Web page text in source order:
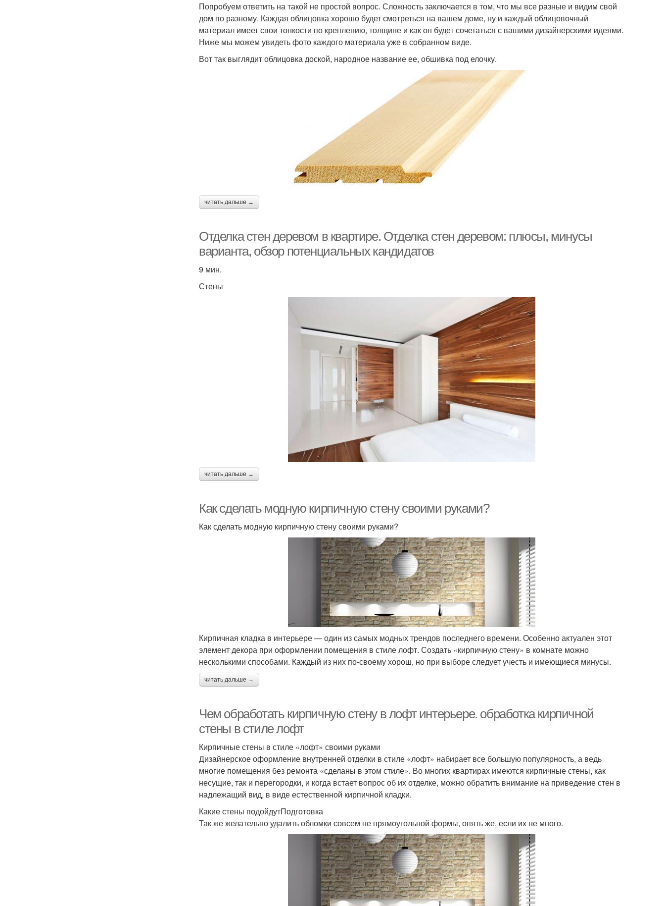
Попробуем ответить на такой не простой вопрос. Сложность заключается в том, что мы все разные и видим свой
дом по разному. Каждая облицовка хорошо будет смотреться на вашем доме, ну и каждый облицовочный
материал имеет свои тонкости по креплению, толщине и как он будет сочетаться с вашими дизайнерскими идеями.
Ниже мы можем увидеть фото каждого материала уже в собранном виде.
Вот так выглядит облицовка доской, народное название ее, обшивка под елочку.
читать дальше →
Отделка стен деревом в квартире. Отделка стен деревом: плюсы, минусы
варианта, обзор потенциальных кандидатов
9 мин.
Стены
читать дальше →
Как сделать модную кирпичную стену своими руками?
Как сделать модную кирпичную стену своими руками?
Кирпичная кладка в интерьере — один из самых модных трендов последнего времени. Особенно актуален этот
элемент декора при оформлении помещения в стиле лофт. Создать «кирпичную стену» в комнате можно
несколькими способами. Каждый из них по-своему хорош, но при выборе следует учесть и имеющиеся минусы.
читать дальше →
Чем обработать кирпичную стену в лофт интерьере. обработка кирпичной
стены в стиле лофт
Кирпичные стены в стиле «лофт» своими руками
Дизайнерское оформление внутренней отделки в стиле «лофт» набирает все большую популярность, а ведь
многие помещения без ремонта «сделаны в этом стиле». Во многих квартирах имеются кирпичные стены, как
несущие, так и перегородки, и когда встает вопрос об их отделке, можно обратить внимание на приведение стен в
надлежащий вид, в виде естественной кирпичной кладки.
Какие стены подойдутПодготовка
Так же желательно удалить обломки совсем не прямоугольной формы, опять же, если их не много.